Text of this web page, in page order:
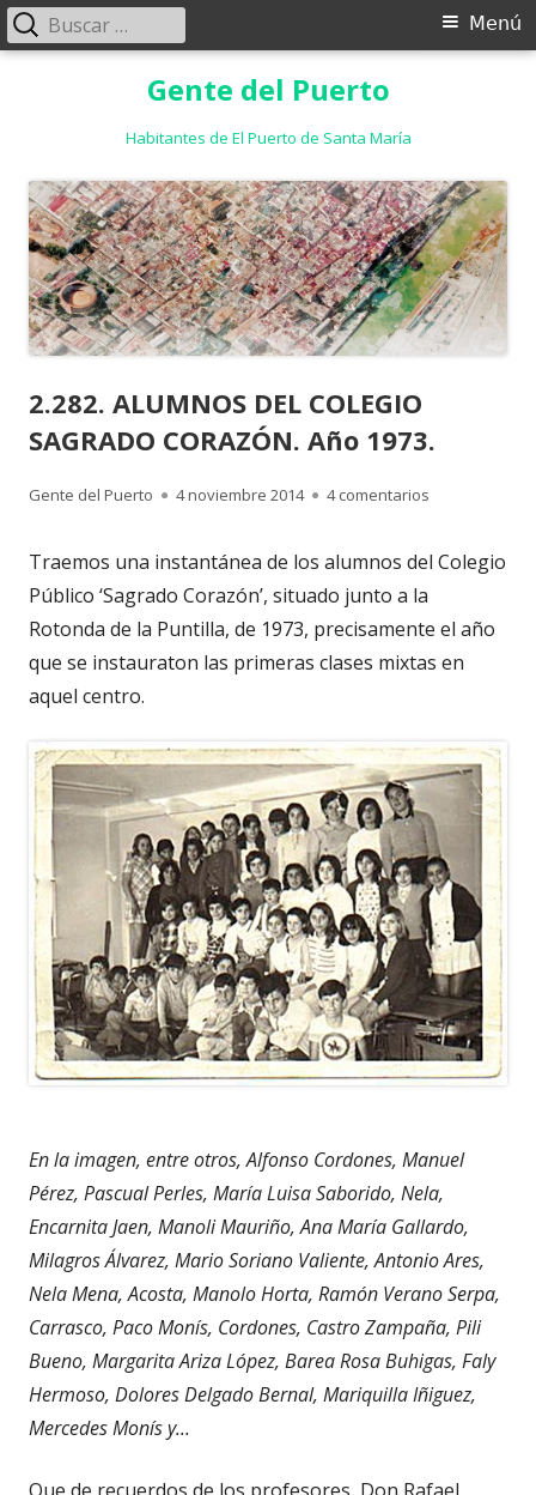
Gente del Puerto
Habitantes de El Puerto de Santa María
Menú
Menú
Buscar:
2.282. ALUMNOS DEL COLEGIO
SAGRADO CORAZÓN. Año 1973.
Autor
Gente del Puerto
Publicado
4 noviembre 2014 4 comentarios
Traemos una instantánea de los alumnos del Colegio
Público ‘Sagrado Corazón’, situado junto a la
Rotonda de la Puntilla, de 1973, precisamente el año
que se instauraton las primeras clases mixtas en
aquel centro.
En la imagen, entre otros, Alfonso Cordones, Manuel
Pérez, Pascual Perles, María Luisa Saborido, Nela,
Encarnita Jaen, Manoli Mauriño, Ana María Gallardo,
Milagros Álvarez, Mario Soriano Valiente, Antonio Ares,
Nela Mena, Acosta, Manolo Horta, Ramón Verano Serpa,
Carrasco, Paco Monís, Cordones, Castro Zampaña, Pili
Bueno, Margarita Ariza López, Barea Rosa Buhigas, Faly
Hermoso, Dolores Delgado Bernal, Mariquilla Iñiguez,
Mercedes Monís y...